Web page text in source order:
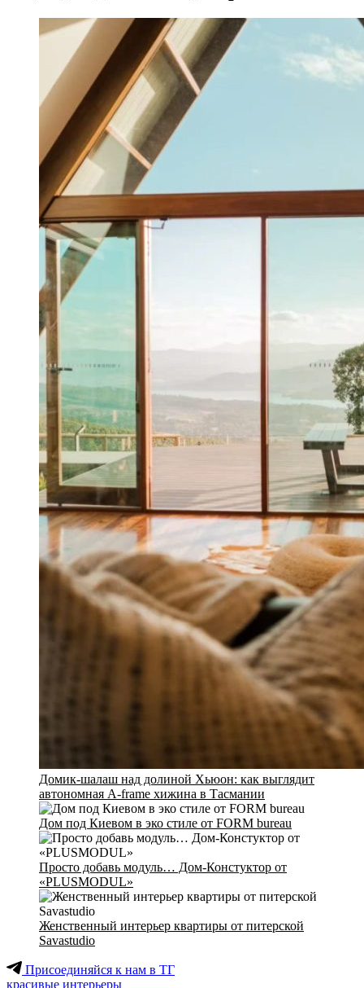
Домик-шалаш над долиной Хьюон: как выглядит
автономная A-frame хижина в Тасмании
Дом под Киевом в эко стиле от FORM bureau
Просто добавь модуль… Дом-Констуктор от
«PLUSMODUL»
Женственный интерьер квартиры от питерской
Savastudio
Присоединяйся к нам в ТГ
красивые интерьеры